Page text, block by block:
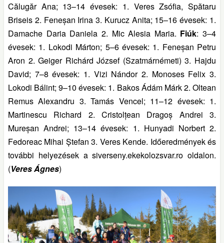
Călugăr Ana; 13–14 évesek: 1. Veres Zsófia, Spătaru
Briseis 2. Feneșan Irina 3. Kurucz Anita; 15–16 évesek: 1.
Damache Daria Daniela 2. Mic Alesia Maria. Fiúk: 3–4
évesek: 1. Lokodi Márton; 5–6 évesek: 1. Feneșan Petru
Aron 2. Geiger Richárd József (Szatmárnémeti) 3. Hajdu
David; 7–8 évesek: 1. Vizi Nándor 2. Monoses Felix 3.
Lokodi Bálint; 9–10 évesek: 1. Bakos Ádám Márk 2. Oltean
Remus Alexandru 3. Tamás Vencel; 11–12 évesek: 1.
Martinescu Richard 2. Cristolțean Dragoș Andrei 3.
Mureșan Andrei; 13–14 évesek: 1. Hunyadi Norbert 2.
Fedoreac Mihai Ștefan 3. Veres Kende. Időeredmények és
további helyezések a siverseny.ekekolozsvar.ro oldalon.
(Veres Ágnes)